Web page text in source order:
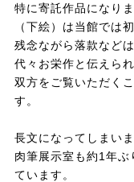
特に寄託作品になり
（下絵）は当館では
残念ながら落款など
代々お栄作と伝えら
双方をご覧いただく
す。
長文になってしまいま
肉筆展示室も約1年ぶ
ています。